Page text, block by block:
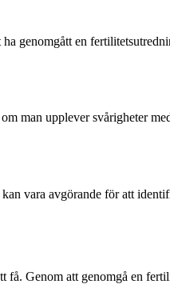
genomgått en
man upplever svårigheter
vara avgörande för att
Genom att genomgå en